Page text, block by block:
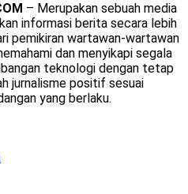
– Merupakan sebuah media
informasi berita secara lebih
pemikiran wartawan-wartawan
dan menyikapi segala
teknologi dengan tetap
jurnalisme positif sesuai
yang berlaku.